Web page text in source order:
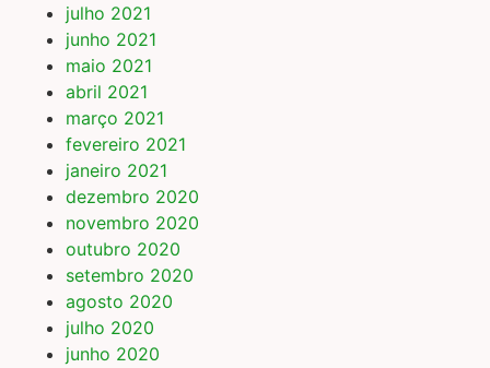
julho 2021
junho 2021
maio 2021
abril 2021
março 2021
fevereiro 2021
janeiro 2021
dezembro 2020
novembro 2020
outubro 2020
setembro 2020
agosto 2020
julho 2020
junho 2020